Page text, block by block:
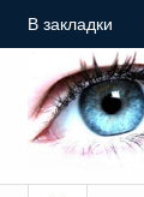
В закладки